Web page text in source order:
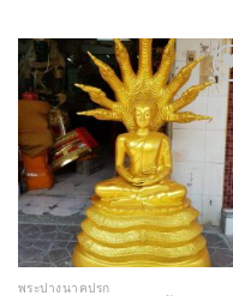
Add
พระปางนาคปรก